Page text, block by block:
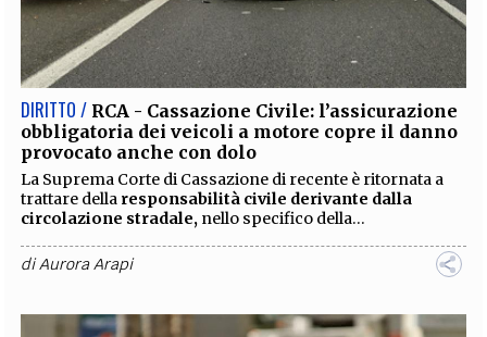
DIRITTO / RCA - Cassazione Civile: l’assicurazione
obbligatoria dei veicoli a motore copre il danno
provocato anche con dolo
La Suprema Corte di Cassazione di recente è ritornata a
trattare della responsabilità civile derivante dalla
circolazione stradale, nello specifico della...
diAurora Arapi